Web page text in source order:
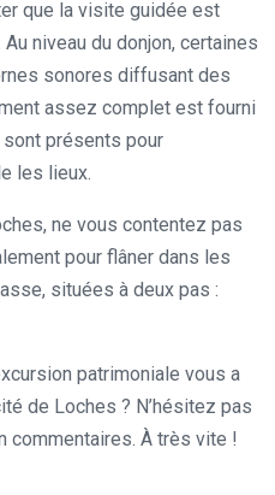
que la visite guidée est
niveau du donjon, certaines
sonores diffusant des
assez complet est fourni
sont présents pour
les lieux.
ne vous contentez pas
pour flâner dans les
situées à deux pas :
patrimoniale vous a
de Loches ? N’hésitez pas
commentaires. À très vite !